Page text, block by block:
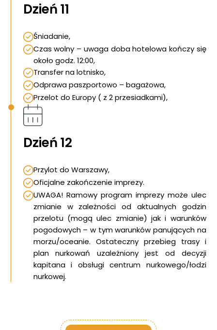
Dzień 11
Śniadanie,
Czas wolny – uwaga doba hotelowa kończy się
około godz. 12:00,
Transfer na lotnisko,
Odprawa paszportowo – bagażowa,
Przelot do Europy ( z 2 przesiadkami),
Dzień 12
Przylot do Warszawy,
Oficjalne zakończenie imprezy.
UWAGA! Ramowy program imprezy może ulec
zmianie w zależności od aktualnych godzin
przelotu (mogą ulec zmianie) jak i warunków
pogodowych – w tym warunków panujących na
morzu/oceanie. Ostateczny przebieg trasy i
plan nurkowań uzależniony jest od decyzji
kapitana i obsługi centrum nurkowego/łodzi
nurkowej.